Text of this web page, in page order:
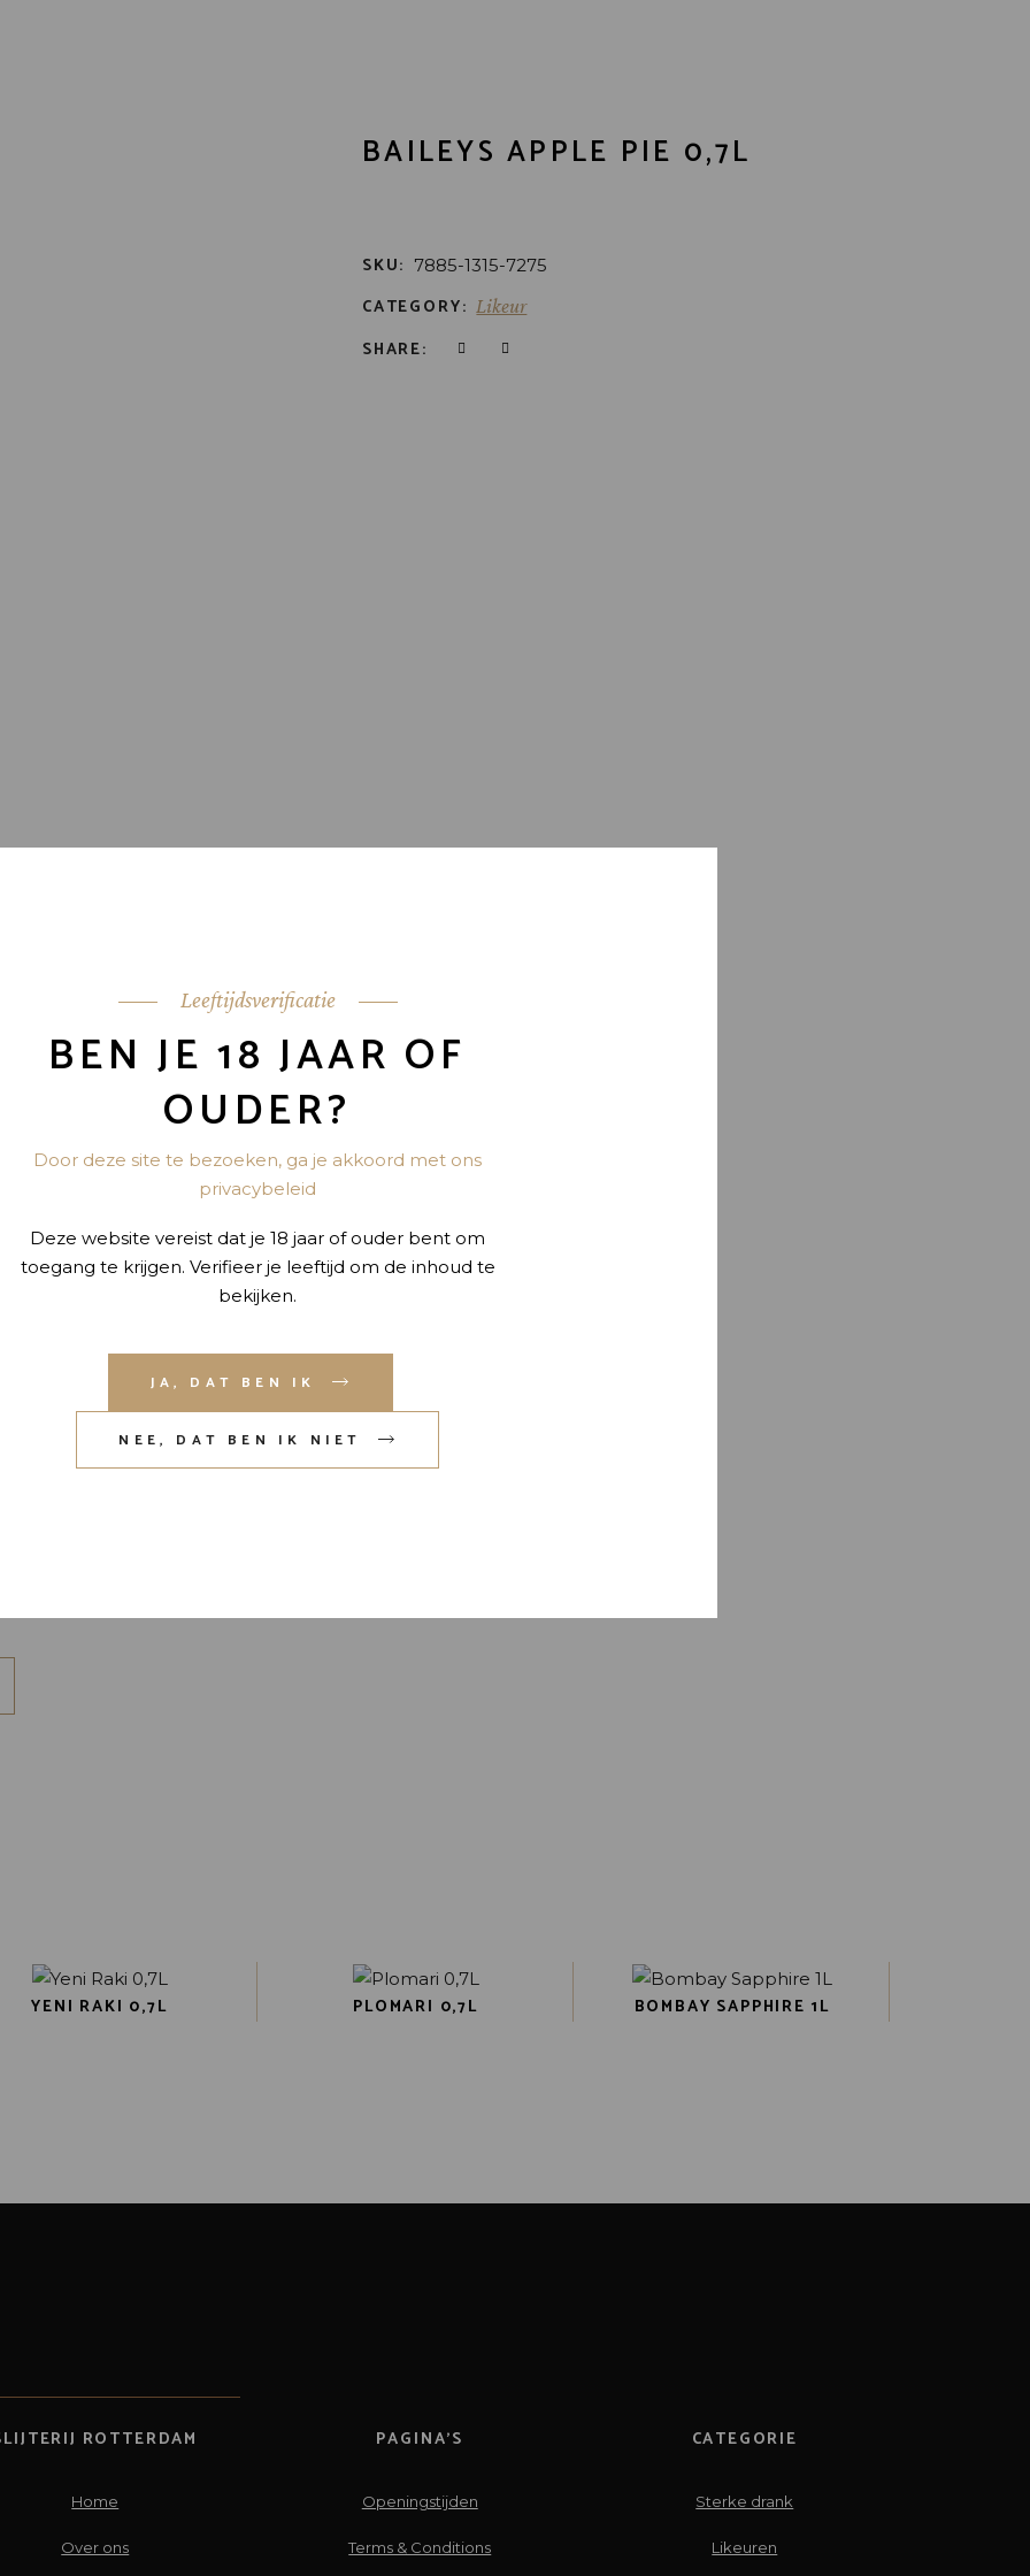
Leeftijdsverificatie
BEN JE 18 JAAR OF
OUDER?
Door deze site te bezoeken, ga je akkoord met ons
privacybeleid
Deze website vereist dat je 18 jaar of ouder bent om
toegang te krijgen. Verifieer je leeftijd om de inhoud te
bekijken.
JA, DAT BEN IK
NEE, DAT BEN IK NIET
BAILEYS APPLE PIE 0,7L
SKU: 7885-1315-7275
CATEGORY: Likeur
SHARE:
“BAILEYS APPLE PIE 0,7L” TE BEOORDELEN
Vereiste velden zijn gemarkeerd met
YENI RAKI 0,7L PLOMARI 0,7L BOMBAY SAPPHIRE 1L
ROTTERDAM
Home
Over ons
PAGINA’S
Openingstijden
Terms & Conditions
CATEGORIE
Sterke drank
Likeuren